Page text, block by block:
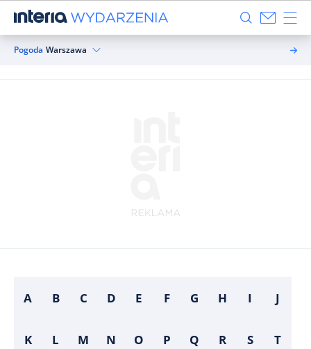
Pogoda Warszawa
A B C D E F G H I J
K L M N O P Q R S T